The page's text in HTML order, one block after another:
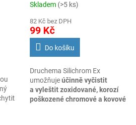
Skladem (>5 ks)
82 Kč bez DPH
99 Kč
Do košíku
Druchema Silichrom Ex
umožňujeúčinně vyčistit
a vyleštit zoxidované, korozí
poškozené chromové a kovové